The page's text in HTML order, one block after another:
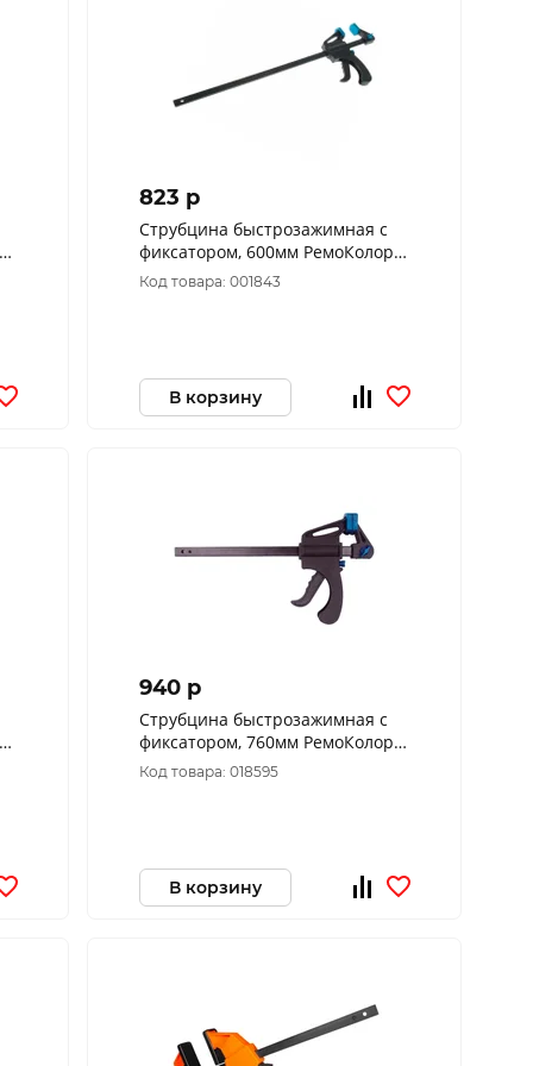
823 p
Струбцина быстрозажимная с
фиксатором, 600мм РемоКолор
44-1-360
Код товара: 001843
В корзину
940 p
Струбцина быстрозажимная с
фиксатором, 760мм РемоКолор
44-1-376
Код товара: 018595
В корзину